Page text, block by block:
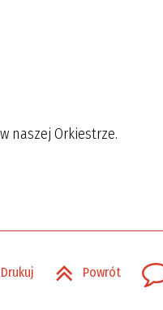
naszej Orkiestrze.
Drukuj Powrót